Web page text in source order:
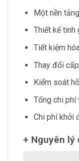
Một nền
Thiết kế tinh
Tiết kiệm
Thay đổi
Kiểm soát
Tổng chi phí
Chi phí khởi
+ Nguyên lý